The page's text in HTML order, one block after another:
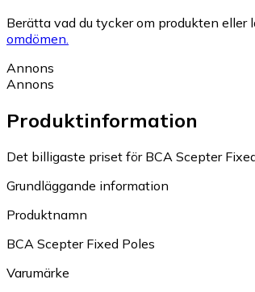
Berätta vad du tycker om produkten
omdömen.
Annons
Annons
Produktinformation
Det billigaste priset för BCA Scepter
Grundläggande information
Produktnamn
BCA Scepter Fixed Poles
Varumärke